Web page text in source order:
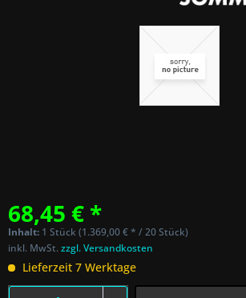
68,45 € *
Inhalt: 1 Stück (1.369,00 € * / 20 Stück)
inkl. MwSt.zzgl. Versandkosten
Lieferzeit 7 Werktage